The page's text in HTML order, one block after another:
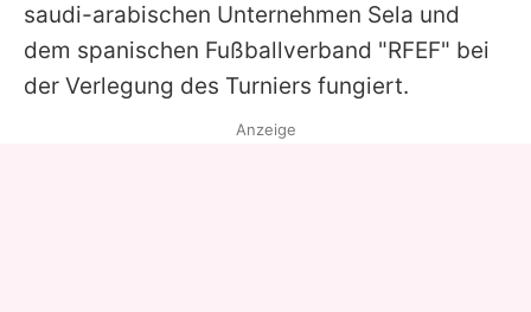
saudi-arabischen Unternehmen Sela und
dem spanischen Fußballverband "RFEF" bei
der Verlegung des Turniers fungiert.
Anzeige